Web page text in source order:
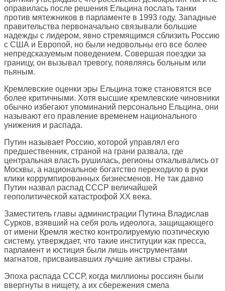
оправилась после решения Ельцина послать танки
против мятежников в парламенте в 1993 году. Западные
правительства первоначально связывали большие
надежды с лидером, явно стремящимся сблизить Россию
с США и Европой, но были недовольны его все более
непредсказуемым поведением. Совершая поездки за
границу, он вызывал тревогу, появляясь больным или
пьяным.
Кремлевские оценки эры Ельцина тоже становятся все
более критичными. Хотя высшие кремлевские чиновники
обычно избегают упоминаний персонально Ельцина, они
называют его правление временем национального
унижения и распада.
Путин называет Россию, которой управлял его
предшественник, страной на грани развала, где
центральная власть рушилась, регионы откалывались от
Москвы, а национальное богатство переходило в руки
клики коррумпированных бизнесменов. Не так давно
Путин назвал распад СССР величайшей
геополитической катастрофой XX века.
Заместитель главы администрации Путина Владислав
Сурков, взявший на себя роль идеолога, защищающего
от имени Кремля жестко контролируемую поэтическую
систему, утверждает, что такие институции как пресса,
парламент и юстиция были лишь инструментами
магнатов, присваивавших лучшие активы страны.
Эпоха распада СССР, когда миллионы россиян были
ввергнуты в нищету, а их сбережения смела